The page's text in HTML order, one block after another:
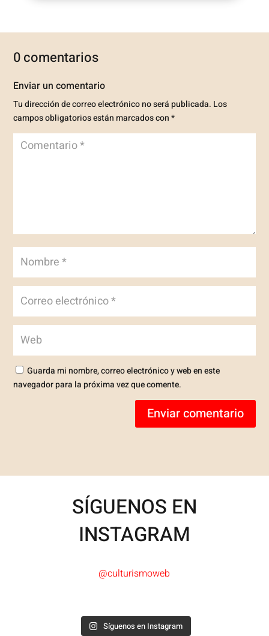
0 comentarios
Enviar un comentario
Tu dirección de correo electrónico no será publicada. Los
campos obligatorios están marcados con*
Guarda mi nombre, correo electrónico y web en este
navegador para la próxima vez que comente.
Enviar comentario
SÍGUENOS EN
INSTAGRAM
@culturismoweb
Síguenos en Instagram